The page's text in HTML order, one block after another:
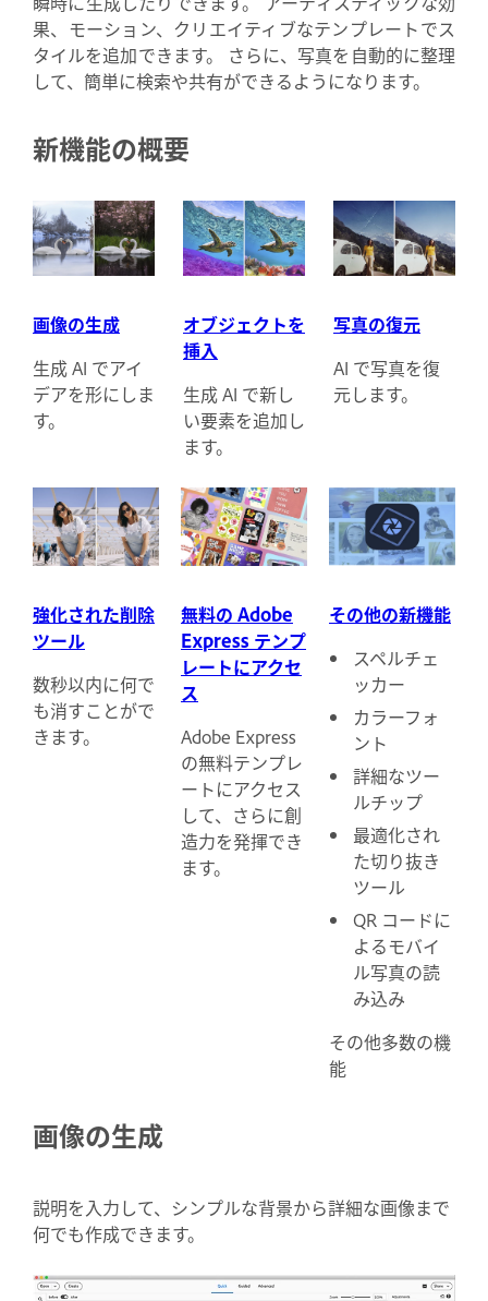
果、モーション、クリエイティブなテンプレートでス
タイルを追加できます。 さらに、写真を自動的に整理
して、簡単に検索や共有ができるようになります。
新機能の概要
画像の生成
生成 AI でアイ
デアを形にしま
す。
オブジェクトを
挿入
生成 AI で新し
い要素を追加し
ます。
写真の復元
AI で写真を復
元します。
強化された削除
ツール
数秒以内に何で
も消すことがで
きます。
無料の Adobe
Express テンプ
レートにアクセ
ス
Adobe Express
の無料テンプレ
ートにアクセス
して、さらに創
造力を発揮でき
ます。
その他の新機能
スペルチェ
ッカー
カラーフォ
ント
詳細なツー
ルチップ
最適化され
た切り抜き
ツール
QR コードに
よるモバイ
ル写真の読
み込み
その他多数の機
能
画像の生成
説明を入力して、シンプルな背景から詳細な画像まで
何でも作成できます。